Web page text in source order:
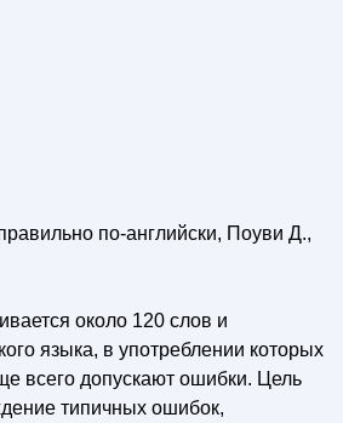
по-английски, Поуви Д.,
около 120 слов и
языка, в употреблении которых
всего допускают ошибки. Цель
типичных ошибок,